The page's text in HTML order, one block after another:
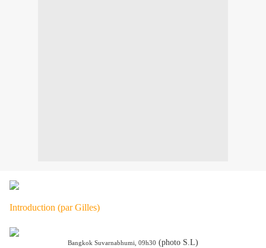
Introduction (par Gilles)
Bangkok Suvarnabhumi, 09h30 (photo S.L)